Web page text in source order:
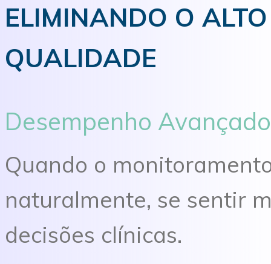
ELIMINANDO O
QUALIDADE
Desempenho Avançado
Quando o
naturalmente, se sentir
decisões clínicas.